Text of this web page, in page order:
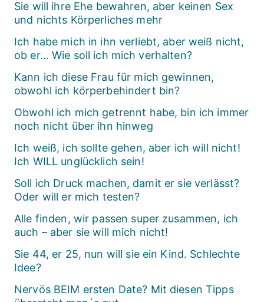
Sie will ihre Ehe bewahren, aber keinen Sex
und nichts Körperliches mehr
Ich habe mich in ihn verliebt, aber weiß nicht,
ob er… Wie soll ich mich verhalten?
Kann ich diese Frau für mich gewinnen,
obwohl ich körperbehindert bin?
Obwohl ich mich getrennt habe, bin ich immer
noch nicht über ihn hinweg
Ich weiß, ich sollte gehen, aber ich will nicht!
Ich WILL unglücklich sein!
Soll ich Druck machen, damit er sie verlässt?
Oder will er mich testen?
Alle finden, wir passen super zusammen, ich
auch – aber sie will mich nicht!
Sie 44, er 25, nun will sie ein Kind. Schlechte
Idee?
Nervös BEIM ersten Date? Mit diesen Tipps